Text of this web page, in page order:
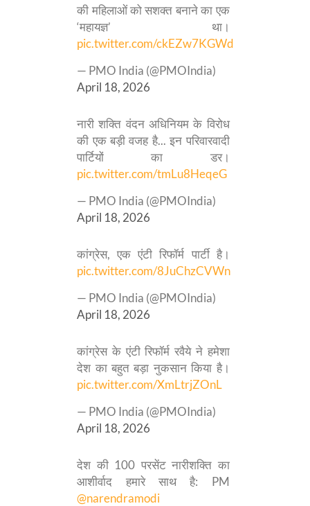
की महिलाओं को सशक्त बनाने का एक
‘महायज्ञ’ था।
pic.twitter.com/ckEZw7KGWd
— PMO India (@PMOIndia)
April 18, 2026
नारी शक्ति वंदन अधिनियम के विरोध
की एक बड़ी वजह है... इन परिवारवादी
पार्टियों का डर।
pic.twitter.com/tmLu8HeqeG
— PMO India (@PMOIndia)
April 18, 2026
कांग्रेस, एक एंटी रिफॉर्म पार्टी है।
pic.twitter.com/8JuChzCVWn
— PMO India (@PMOIndia)
April 18, 2026
कांग्रेस के एंटी रिफॉर्म रवैये ने हमेशा
देश का बहुत बड़ा नुकसान किया है।
pic.twitter.com/XmLtrjZOnL
— PMO India (@PMOIndia)
April 18, 2026
देश की 100 परसेंट नारीशक्ति का
आशीर्वाद हमारे साथ है: PM
@narendramodi